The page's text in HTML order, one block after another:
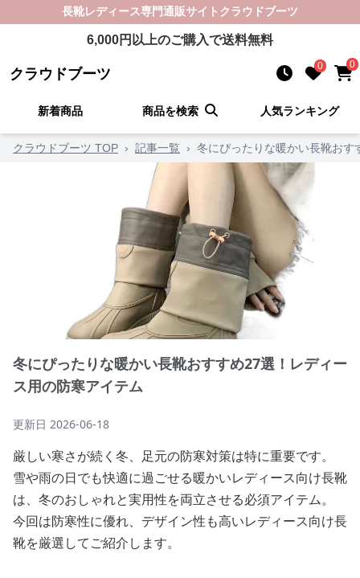
長靴レディース専門通販サイト クラウドブーツ
6,000円以上のご購入で送料無料
クラウドブーツ 0 0
新着商品 商品を検索 人気ランキング
クラウドブーツ TOP › 記事一覧 › 冬にぴったりな暖かい長靴お
冬にぴったりな暖かい長靴おすすめ27選！レディー
ス用の防寒アイテム
更新日 2026-06-18
厳しい寒さが続く冬、足元の防寒対策は特に重要です。
雪や雨の日でも快適に過ごせる暖かいレディース向け長靴
は、冬のおしゃれと実用性を両立させる必須アイテム。
今回は防寒性に優れ、デザイン性も高いレディース向け長
靴を厳選してご紹介します。